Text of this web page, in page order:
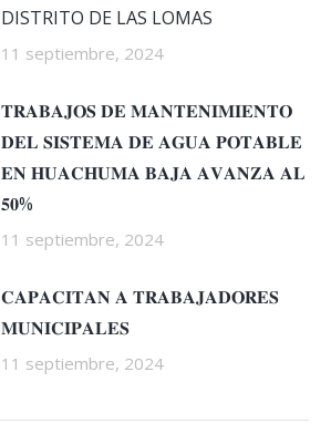
DISTRITO DE LAS LOMAS
11 septiembre, 2024
𝐓𝐑𝐀𝐁𝐀𝐉𝐎𝐒 𝐃𝐄 𝐌𝐀𝐍𝐓𝐄𝐍𝐈𝐌𝐈𝐄𝐍𝐓𝐎
𝐃𝐄𝐋 𝐒𝐈𝐒𝐓𝐄𝐌𝐀 𝐃𝐄 𝐀𝐆𝐔𝐀 𝐏𝐎𝐓𝐀𝐁𝐋𝐄
𝐄𝐍 𝐇𝐔𝐀𝐂𝐇𝐔𝐌𝐀 𝐁𝐀𝐉𝐀 𝐀𝐕𝐀𝐍𝐙𝐀 𝐀𝐋
𝟓𝟎%
11 septiembre, 2024
𝐂𝐀𝐏𝐀𝐂𝐈𝐓𝐀𝐍 𝐀 𝐓𝐑𝐀𝐁𝐀𝐉𝐀𝐃𝐎𝐑𝐄𝐒
𝐌𝐔𝐍𝐈𝐂𝐈𝐏𝐀𝐋𝐄𝐒
11 septiembre, 2024